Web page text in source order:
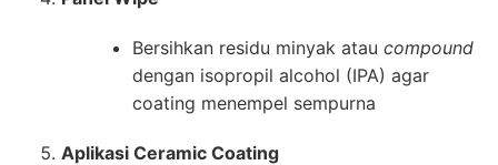
Bersihkan residu minyak atau compound
dengan isopropil alcohol (IPA) agar
coating menempel sempurna
Aplikasi Ceramic Coating